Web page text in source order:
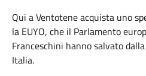
Qui a Ventotene acquista uno
la EUYO, che il Parlamento
Franceschini hanno salvato
Italia.